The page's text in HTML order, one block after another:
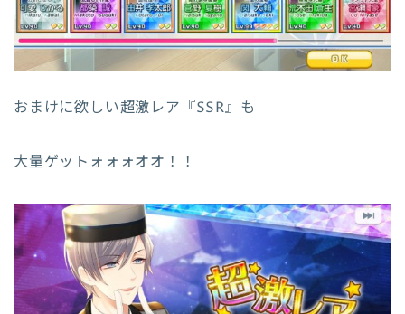
おまけに欲しい超激レア『SSR』も
大量ゲットォォォオオ！！